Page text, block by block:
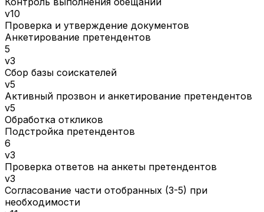
v10
Проверка и утверждение документов
Анкетирование претендентов
5
v3
Сбор базы соискателей
v5
Активный прозвон и анкетирование претендентов
v5
Обработка откликов
Подстройка претендентов
6
v3
Проверка ответов на анкеты претендентов
v3
Согласование части отобранных (3-5) при
необходимости